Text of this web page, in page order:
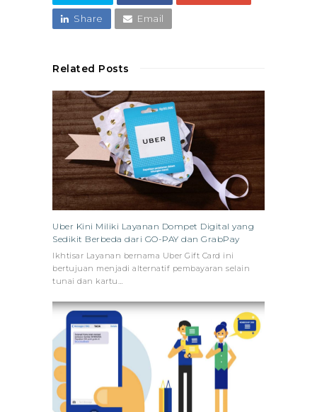
Share Email
Related Posts
Uber Kini Miliki Layanan Dompet Digital yang
Sedikit Berbeda dari GO-PAY dan GrabPay
Ikhtisar Layanan bernama Uber Gift Card ini
bertujuan menjadi alternatif pembayaran selain
tunai dan kartu…